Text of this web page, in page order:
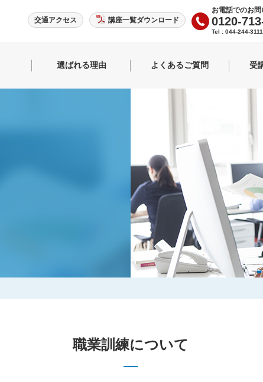
お電話でのお
0120-
Tel : 044-244-
講座一覧ダウンロード
交通アクセス
選ばれる理由 よくあるご質問 受
職業訓練について